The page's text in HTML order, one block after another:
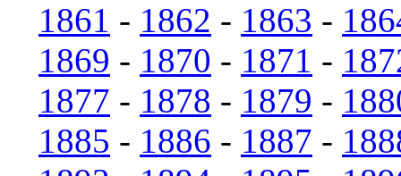
1861 - 1862 - 1863 -
1869 - 1870 - 1871 -
1877 - 1878 - 1879 -
1885 - 1886 - 1887 -